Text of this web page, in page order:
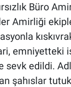
Büro
Amirliği
emniyetteki
sevk edildi.
şahıslar